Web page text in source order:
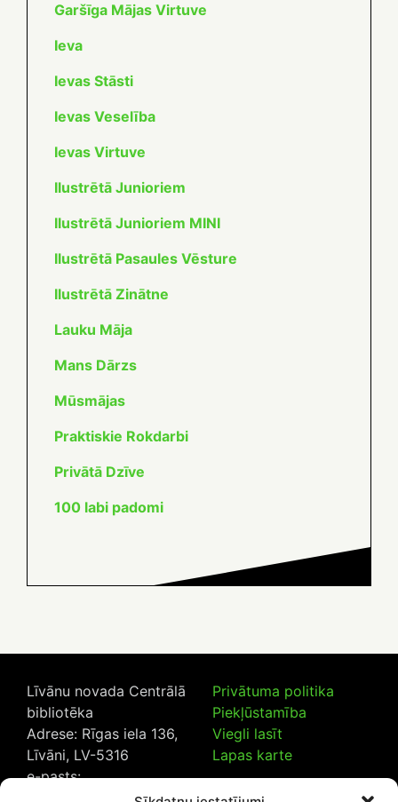
Garšīga Mājas Virtuve
Ieva
Ievas Stāsti
Ievas Veselība
Ievas Virtuve
Ilustrētā Junioriem
Ilustrētā Junioriem MINI
Ilustrētā Pasaules Vēsture
Ilustrētā Zinātne
Lauku Māja
Mans Dārzs
Mūsmājas
Praktiskie Rokdarbi
Privātā Dzīve
100 labi padomi
Līvānu novada Centrālā
bibliotēka
Adrese: Rīgas iela 136,
Līvāni, LV-5316
e-pasts:
Privātuma politika
Piekļūstamība
Viegli lasīt
Lapas karte